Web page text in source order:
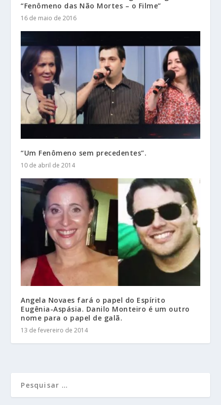
“Fenômeno das Não Mortes – o Filme”
16 de maio de 2016
“Um Fenômeno sem precedentes”.
10 de abril de 2014
Angela Novaes fará o papel do Espírito
Eugênia-Aspásia. Danilo Monteiro é um outro
nome para o papel de galã.
13 de fevereiro de 2014